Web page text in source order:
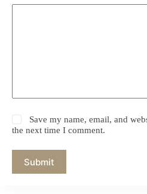
Save my name, email, and
the next time I comment.
Submit